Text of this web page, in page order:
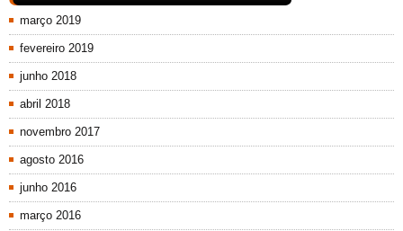
março 2019
fevereiro 2019
junho 2018
abril 2018
novembro 2017
agosto 2016
junho 2016
março 2016